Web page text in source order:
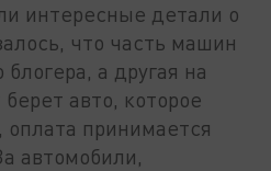
интересные детали о
что часть машин
а другая на
авто, которое
оплата принимается
автомобили,